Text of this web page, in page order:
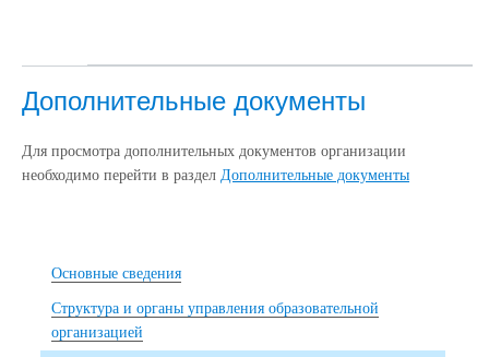
Дополнительные документы
Для просмотра дополнительных документов организации
необходимо перейти в раздел Дополнительные документы
Основные сведения
Структура и органы управления образовательной
организацией